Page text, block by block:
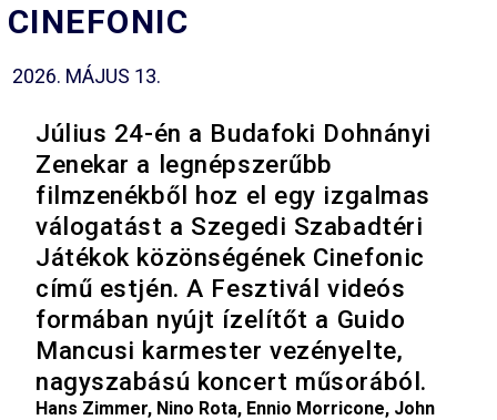
CINEFONIC
2026. MÁJUS 13.
Július 24-én a Budafoki Dohnányi
Zenekar a legnépszerűbb
filmzenékből hoz el egy izgalmas
válogatást a Szegedi Szabadtéri
Játékok közönségének Cinefonic
című estjén. A Fesztivál videós
formában nyújt ízelítőt a Guido
Mancusi karmester vezényelte,
nagyszabású koncert műsorából.
Hans Zimmer, Nino Rota, Ennio Morricone, John